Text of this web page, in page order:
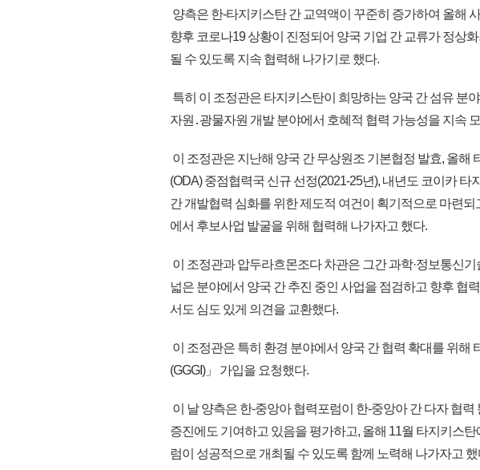
양측은 한-타지키스탄 간 교역액이 꾸준히 증가하여 올해
향후 코로나19 상황이 진정되어 양국 기업 간 교류가 정상
될 수 있도록 지속 협력해 나가기로 했다.
특히 이 조정관은 타지키스탄이 희망하는 양국 간 섬유 분
자원․광물자원 개발 분야에서 호혜적 협력 가능성을 지속
이 조정관은 지난해 양국 간 무상원조 기본협정 발효, 올해
(ODA) 중점협력국 신규 선정(2021-25년), 내년도 코이카
간 개발협력 심화를 위한 제도적 여건이 획기적으로 마련
에서 후보사업 발굴을 위해 협력해 나가자고 했다.
이 조정관과 압두라흐몬조다 차관은 그간 과학·정보통신기
넓은 분야에서 양국 간 추진 중인 사업을 점검하고 향후 협
서도 심도 있게 의견을 교환했다.
이 조정관은 특히 환경 분야에서 양국 간 협력 확대를 위
(GGGI)」 가입을 요청했다.
이 날 양측은 한-중앙아 협력포럼이 한-중앙아 간 다자 협
증진에도 기여하고 있음을 평가하고, 올해 11월 타지키스
럼이 성공적으로 개최될 수 있도록 함께 노력해 나가자고 했